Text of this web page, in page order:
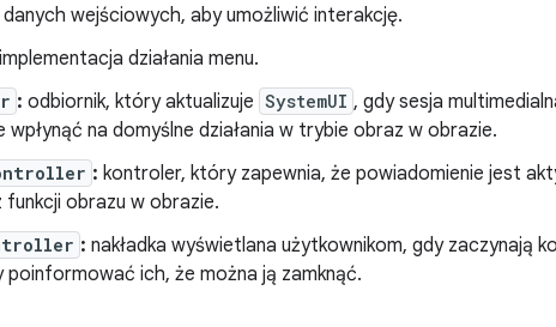
danych wejściowych, aby umożliwić interakcję.
implementacja działania menu.
: odbiornik, który aktualizuje SystemUI , gdy sesja
na domyślne działania w trybie obraz w obrazie.
: kontroler, który zapewnia, że powiadomienie jest
obrazu w obrazie.
: nakładka wyświetlana użytkownikom, gdy zaczynają
ich, że można ją zamknąć.